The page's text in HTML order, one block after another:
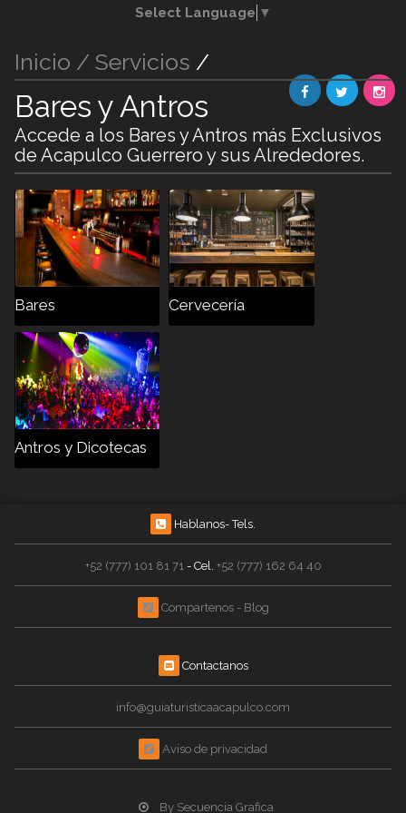
Select Language ▼
Inicio / Servicios /
Bares y Antros
Accede a los Bares y Antros más Exclusivos
de Acapulco Guerrero y sus Alrededores.
Bares Cervecería
Antros y Dicotecas
Hablanos- Tels.
+52 (777) 101 81 71 - Cel. +52 (777) 162 64 40
Compartenos - Blog
Contactanos
info@guiaturisticaacapulco.com
Aviso de privacidad
By Secuencia Grafica